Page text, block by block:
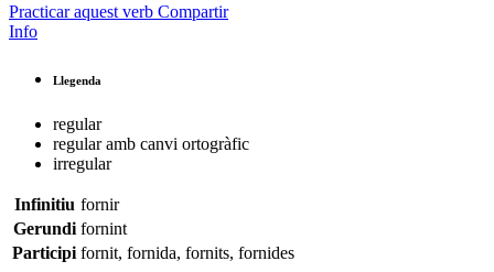
Practicar aquest verb Compartir
Info
Llegenda
regular
regular amb canvi ortogràfic
irregular
Infinitiu fornir
Gerundi fornint
Participi fornit, fornida, fornits, fornides